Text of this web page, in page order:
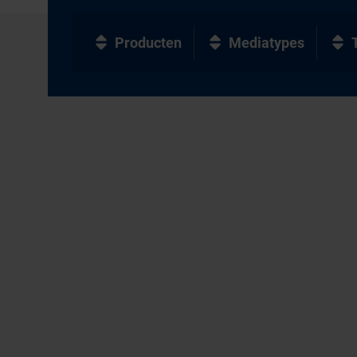
Producten Mediatypes